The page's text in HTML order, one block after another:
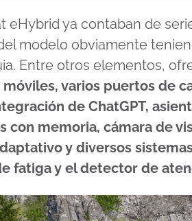
eHybrid ya contaban de
modelo obviamente
Entre otros elementos,
varios puertos de
de ChatGPT,
con memoria, cámara de
y diversos
fatiga y el detector de